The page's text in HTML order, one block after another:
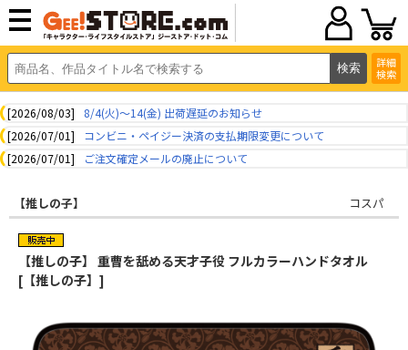
詳細
検索
[2026/08/03]
8/4(火)～14(金) 出荷遅延のお知らせ
[2026/07/01]
コンビニ・ペイジー決済の支払期限変更について
[2026/07/01]
ご注文確定メールの廃止について
【推しの子】 コスパ
【推しの子】 重曹を舐める天才子役 フルカラーハンドタオル
[【推しの子】]